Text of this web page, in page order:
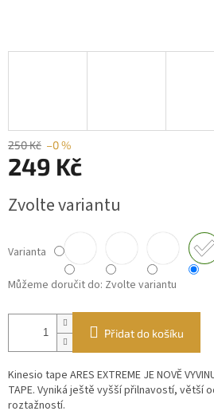
250 Kč –0 %
249 Kč
cena:
Zvolte variantu
Varianta
Můžeme doručit do: Zvolte variantu
Přidat do košíku
Kinesio tape ARES​ EXTREME JE NOVĚ
TAPE. Vyniká ještě vyšší přilnavostí, větší
roztažností.